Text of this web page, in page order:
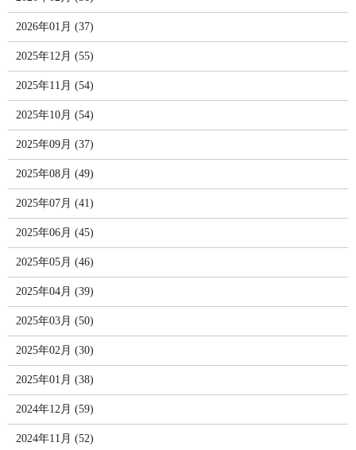
2026年01月 (37)
2025年12月 (55)
2025年11月 (54)
2025年10月 (54)
2025年09月 (37)
2025年08月 (49)
2025年07月 (41)
2025年06月 (45)
2025年05月 (46)
2025年04月 (39)
2025年03月 (50)
2025年02月 (30)
2025年01月 (38)
2024年12月 (59)
2024年11月 (52)